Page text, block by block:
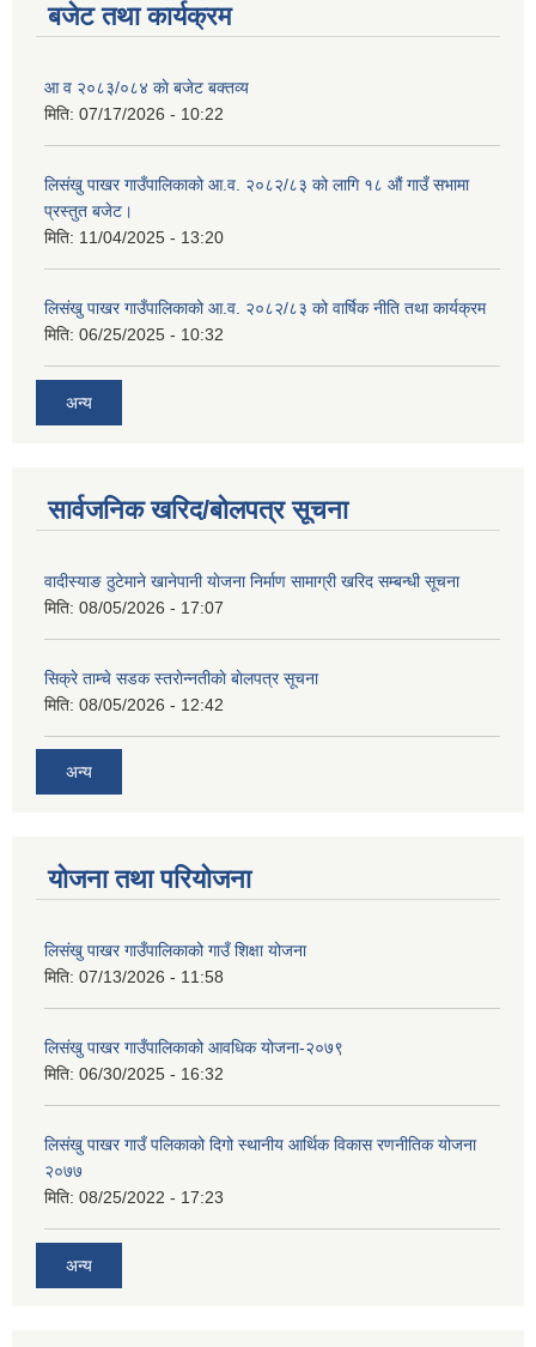
बजेट तथा कार्यक्रम
आ व २०८३/०८४ काे बजेट बक्तव्य
मिति: 07/17/2026 - 10:22
लिसंखु पाखर गाउँपालिकाको आ.व. २०८२/८३ को लागि १८ औं गाउँ सभामा
प्रस्तुत बजेट।
मिति: 11/04/2025 - 13:20
लिसंखु पाखर गाउँपालिकाको आ.व. २०८२/८३ को वार्षिक नीति तथा कार्यक्रम
मिति: 06/25/2025 - 10:32
अन्य
सार्वजनिक खरिद/बोलपत्र सूचना
वादीस्याङ ठुटेमाने खानेपानी याेजना निर्माण सामाग्री खरिद सम्बन्धी सूचना
मिति: 08/05/2026 - 17:07
सिक्रे ताम्चे सडक स्तराेन्नतीकाे बाेलपत्र सूचना
मिति: 08/05/2026 - 12:42
अन्य
योजना तथा परियोजना
लिसंखु पाखर गाउँपालिकाको गाउँ शिक्षा योजना
मिति: 07/13/2026 - 11:58
लिसंखु पाखर गाउँपालिकाको आवधिक योजना-२०७९
मिति: 06/30/2025 - 16:32
लिसंखु पाखर गाउँ पलिकाको दिगो स्थानीय आर्थिक विकास रणनीतिक योजना
२०७७
मिति: 08/25/2022 - 17:23
अन्य